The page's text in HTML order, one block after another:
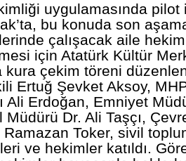
uygulamasında pilot
bu konuda son
çalışacak aile
için Atatürk Kültür
kura çekim töreni
Ertuğ Şevket Aksoy,
Ali Erdoğan, Emniyet
Müdürü Dr. Ali Taşçı,
Ramazan Toker, sivil
ve hekimler katıldı.